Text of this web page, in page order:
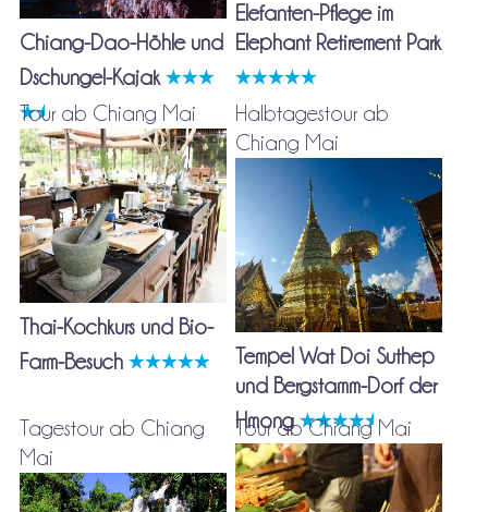
Chiang-Dao-Höhle und
Dschungel-Kajak
Elefanten-Pflege im
Elephant Retirement Park
Tour ab Chiang Mai
Thai-Kochkurs und Bio-
Farm-Besuch
Halbtagestour ab
Chiang Mai
Tempel Wat Doi Suthep
und Bergstamm-Dorf der
Hmong
Tagestour ab Chiang
Mai
Tour ab Chiang Mai